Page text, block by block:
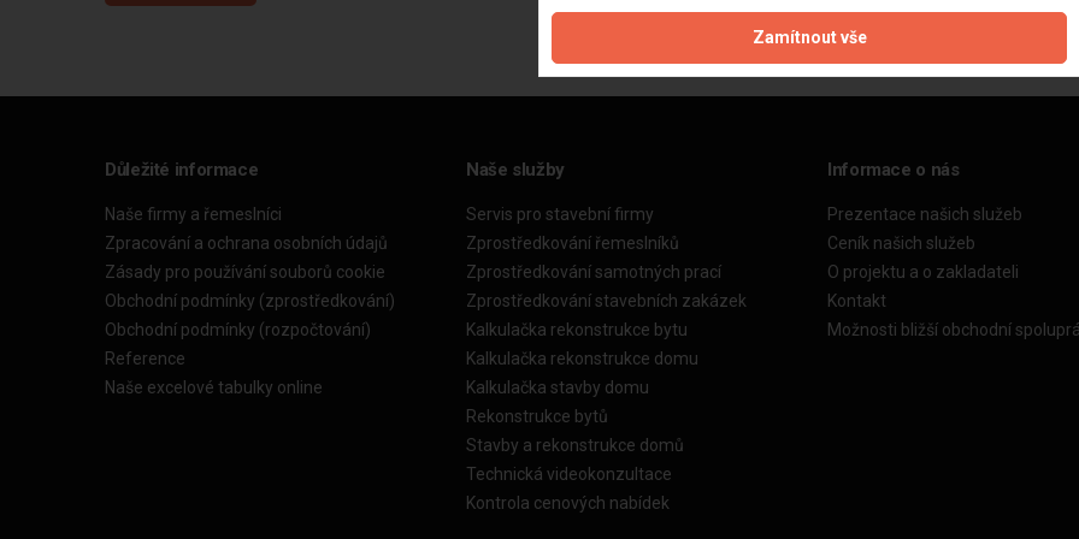
Důležité informace
Naše firmy a řemeslníci
Zpracování a ochrana osobních údajů
Zásady pro používání souborů cookie
Obchodní podmínky (zprostředkování)
Obchodní podmínky (rozpočtování)
Reference
Naše excelové tabulky online
Naše služby
Servis pro stavební firmy
Zprostředkování řemeslníků
Zprostředkování samotných prací
Zprostředkování stavebních zakázek
Kalkulačka rekonstrukce bytu
Kalkulačka rekonstrukce domu
Kalkulačka stavby domu
Rekonstrukce bytů
Stavby a rekonstrukce domů
Technická videokonzultace
Kontrola cenových nabídek
Informace o nás
Prezentace našich služeb
Ceník našich služeb
O projektu a o zakladateli
Kontakt
Možnosti bližší obchodní
Zamítnout vše